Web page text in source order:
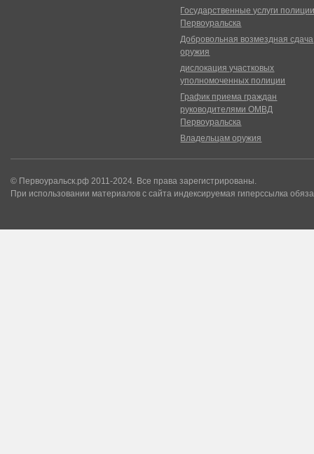
Государственные услуги
Первоуральска
Добровольная возмездная сдача
оружия
дислокация участковых
уполномоченных полиции
График приема граждан
руководителями ОМВД
Первоуральска
Владельцам оружия
© Первоуральск.рф 2011-2024. Все права зарегистрированы.
При использовании материалов с сайта индексируемая гиперссылка